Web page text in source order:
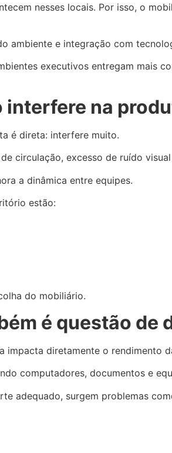
nesses locais. Por isso, o
ambiente e integração com
executivos entregam mais
na
é direta: interfere muito.
circulação, excesso de ruído
a dinâmica entre equipes.
estão:
do mobiliário.
é questão de
impacta diretamente o rendimento
computadores, documentos e
adequado, surgem problemas